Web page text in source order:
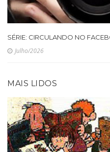
SÉRIE: CIRCULANDO NO
Julho/2026
MAIS LIDOS